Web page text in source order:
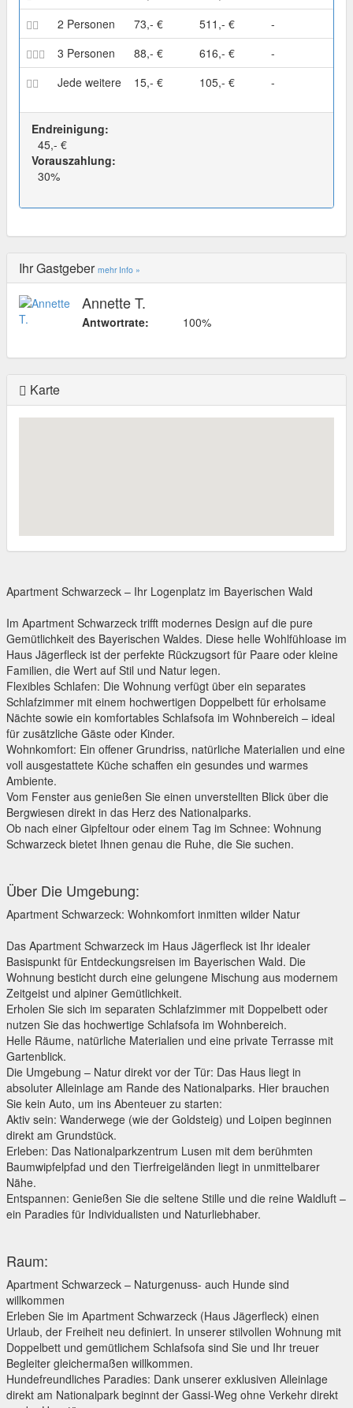
2 Personen
73,- € 511,- €
-
3 Personen
88,- € 616,- €
-
Jede weitere
15,- € 105,- € -
Endreinigung:
45,- €
Vorauszahlung:
30%
Ihr Gastgeber mehr Info »
Annette T.
Antwortrate: 100%
Karte
Apartment Schwarzeck – Ihr Logenplatz im Bayerischen Wald
Im Apartment Schwarzeck trifft modernes Design auf die pure
Gemütlichkeit des Bayerischen Waldes. Diese helle Wohlfühloase im
Haus Jägerfleck ist der perfekte Rückzugsort für Paare oder kleine
Familien, die Wert auf Stil und Natur legen.
Flexibles Schlafen: Die Wohnung verfügt über ein separates
Schlafzimmer mit einem hochwertigen Doppelbett für erholsame
Nächte sowie ein komfortables Schlafsofa im Wohnbereich – ideal
für zusätzliche Gäste oder Kinder.
Wohnkomfort: Ein offener Grundriss, natürliche Materialien und eine
voll ausgestattete Küche schaffen ein gesundes und warmes
Ambiente.
Vom Fenster aus genießen Sie einen unverstellten Blick über die
Bergwiesen direkt in das Herz des Nationalparks.
Ob nach einer Gipfeltour oder einem Tag im Schnee: Wohnung
Schwarzeck bietet Ihnen genau die Ruhe, die Sie suchen.
Über Die Umgebung:
Apartment Schwarzeck: Wohnkomfort inmitten wilder Natur
Das Apartment Schwarzeck im Haus Jägerfleck ist Ihr idealer
Basispunkt für Entdeckungsreisen im Bayerischen Wald. Die
Wohnung besticht durch eine gelungene Mischung aus modernem
Zeitgeist und alpiner Gemütlichkeit.
Erholen Sie sich im separaten Schlafzimmer mit Doppelbett oder
nutzen Sie das hochwertige Schlafsofa im Wohnbereich.
Helle Räume, natürliche Materialien und eine private Terrasse mit
Gartenblick.
Die Umgebung – Natur direkt vor der Tür: Das Haus liegt in
absoluter Alleinlage am Rande des Nationalparks. Hier brauchen
Sie kein Auto, um ins Abenteuer zu starten:
Aktiv sein: Wanderwege (wie der Goldsteig) und Loipen beginnen
direkt am Grundstück.
Erleben: Das Nationalparkzentrum Lusen mit dem berühmten
Baumwipfelpfad und den Tierfreigeländen liegt in unmittelbarer
Nähe.
Entspannen: Genießen Sie die seltene Stille und die reine Waldluft –
ein Paradies für Individualisten und Naturliebhaber.
Raum:
Apartment Schwarzeck – Naturgenuss- auch Hunde sind
willkommen
Erleben Sie im Apartment Schwarzeck (Haus Jägerfleck) einen
Urlaub, der Freiheit neu definiert. In unserer stilvollen Wohnung mit
Doppelbett und gemütlichem Schlafsofa sind Sie und Ihr treuer
Begleiter gleichermaßen willkommen.
Hundefreundliches Paradies: Dank unserer exklusiven Alleinlage
direkt am Nationalpark beginnt der Gassi-Weg ohne Verkehr direkt